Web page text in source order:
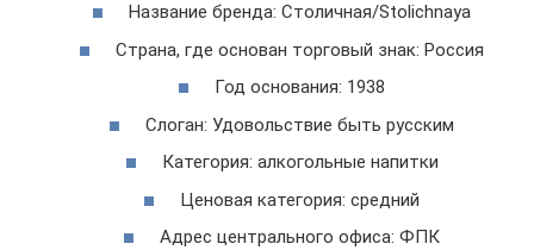
Название бренда: Столичная/Stolichnaya
Страна, где основан торговый знак: Россия
Год основания: 1938
Слоган: Удовольствие быть русским
Категория: алкогольные напитки
Ценовая категория: средний
Адрес центрального офиса: ФПК